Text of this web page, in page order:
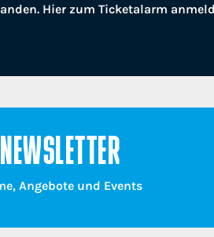
Hier zum Ticketalarm
Angebote und Events